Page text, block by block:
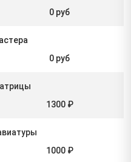
0 руб
0 руб
1300 ₽
1000 ₽